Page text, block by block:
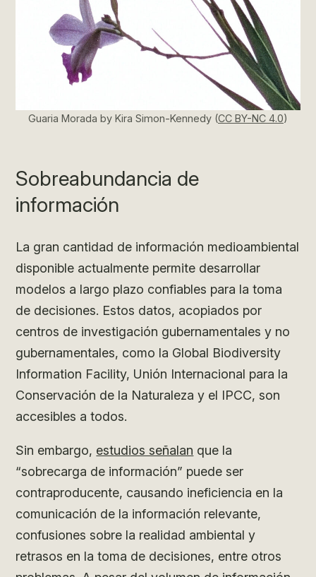
Guaria Morada by Kira Simon-Kennedy (CC BY-NC 4.0)
Sobreabundancia de
información
La gran cantidad de información medioambiental
disponible actualmente permite desarrollar
modelos a largo plazo confiables para la toma
de decisiones. Estos datos, acopiados por
centros de investigación gubernamentales y no
gubernamentales, como la Global Biodiversity
Information Facility, Unión Internacional para la
Conservación de la Naturaleza y el IPCC, son
accesibles a todos.
Sin embargo, estudios señalan que la
“sobrecarga de información” puede ser
contraproducente, causando ineficiencia en la
comunicación de la información relevante,
confusiones sobre la realidad ambiental y
retrasos en la toma de decisiones, entre otros